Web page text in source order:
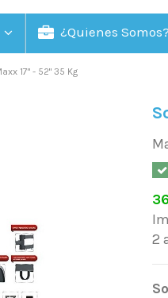
¿Quienes Somos?
17" - 52" 35 Kg
2